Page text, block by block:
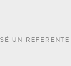
SÉ UN REFERENTE